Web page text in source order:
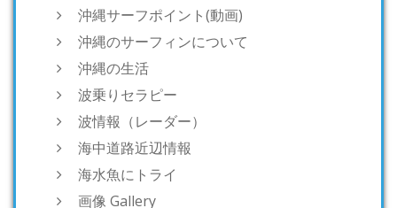
沖縄サーフポイント(動画)
沖縄のサーフィンについて
沖縄の生活
波乗りセラピー
波情報（レーダー）
海中道路近辺情報
海水魚にトライ
画像 Gallery